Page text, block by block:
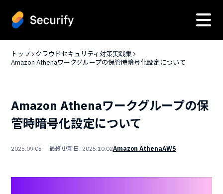
トップ
クラウドセキュリティ対策実践集
Amazon Athenaワークグループの保管時暗号化設定について
Amazon Athenaワークグループの保
管時暗号化設定について
2025.09.05 最終更新日: 2025.10.02Amazon AthenaAWS